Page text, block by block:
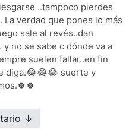
..tampoco pierdes
La verdad que pones lo más
sale al revés..dan
y no se sabe c dónde va a
suelen fallar..en fin
diga.😂😂😂 suerte y
↓